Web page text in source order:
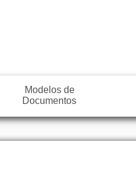
Modelos de
Documentos